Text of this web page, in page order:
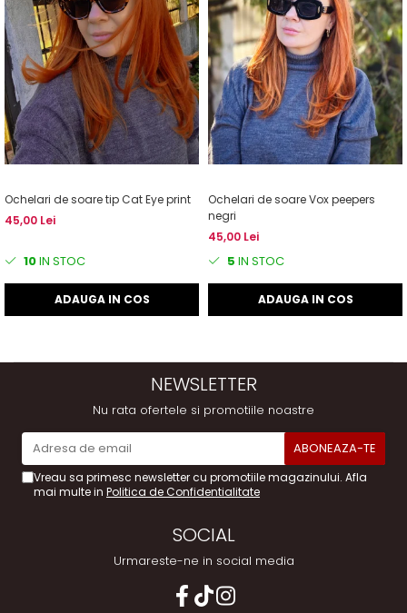
Ochelari de soare tip Cat Eye print
45,00 Lei
10IN STOC
ADAUGA IN COS
Ochelari de soare Vox peepers
negri
45,00 Lei
5 IN STOC
ADAUGA IN COS
NEWSLETTER
Nu rata ofertele si promotiile noastre
Vreau sa primesc newsletter cu promotiile magazinului. Afla
mai multe in Politica de Confidentialitate
SOCIAL
Urmareste-ne in social media